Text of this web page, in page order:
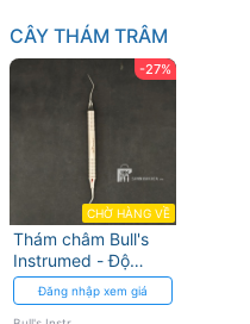
CÂY THÁM TRÂM
-27%
CHỜ HÀNG VỀ
Thám châm Bull's
Instrumed - Độ
chính xác cao cho
chẩn đoán nha khoa
Đăng nhập xem giá